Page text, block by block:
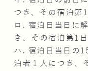
つき、その宿泊第
ロ. 宿泊日当日に
き、その宿泊第1
ハ. 宿泊日当日の
泊者１人につき、